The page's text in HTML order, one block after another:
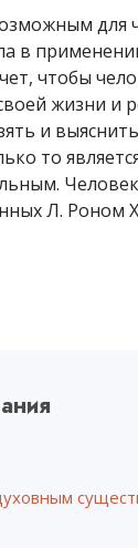
Правда о
cвященники
для
в
чтобы
жизни и
и выяснить
то
Л. Роном